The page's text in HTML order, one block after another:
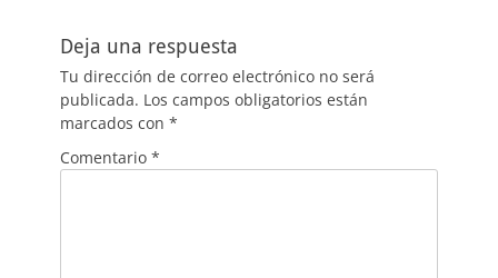
Deja una respuesta
Tu dirección de correo electrónico no será
publicada. Los campos obligatorios están
marcados con *
Comentario *